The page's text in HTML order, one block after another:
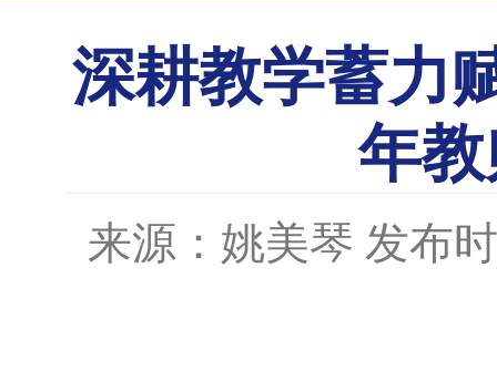
深耕教学蓄力
年
来源：姚美琴 发布